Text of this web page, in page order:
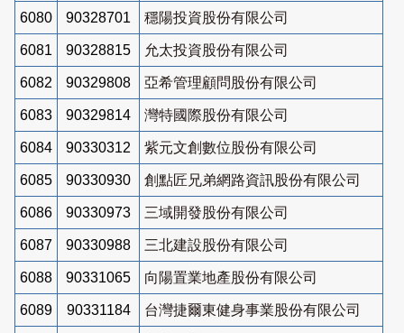
6080 90328701 穩陽投資股份有限公司
6081 90328815 允太投資股份有限公司
6082 90329808 亞希管理顧問股份有限公司
6083 90329814 灣特國際股份有限公司
6084 90330312 紫元文創數位股份有限公司
6085 90330930 創點匠兄弟網路資訊股份有限公司
6086 90330973 三域開發股份有限公司
6087 90330988 三北建設股份有限公司
6088 90331065 向陽置業地產股份有限公司
6089 90331184 台灣捷爾東健身事業股份有限公司